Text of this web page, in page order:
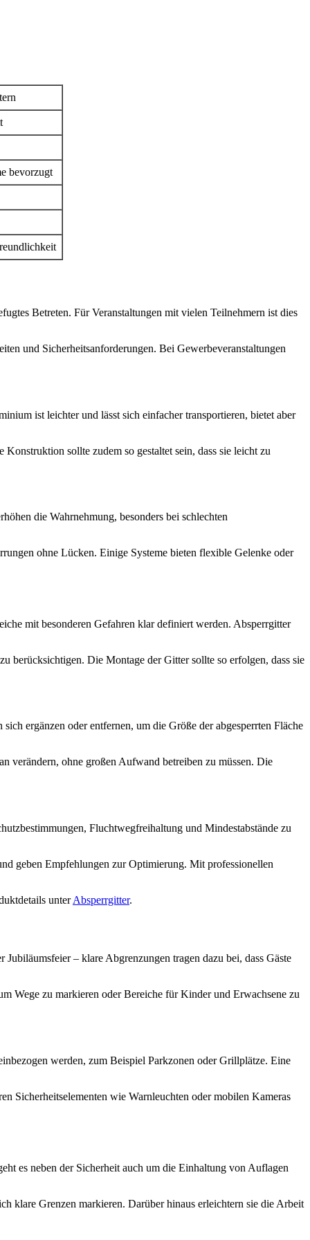
bevorzugt
Betreten. Für Veranstaltungen mit vielen Teilnehmern ist dies
und Sicherheitsanforderungen. Bei Gewerbeveranstaltungen
ist leichter und lässt sich einfacher transportieren, bietet aber
sollte zudem so gestaltet sein, dass sie leicht zu
die Wahrnehmung, besonders bei schlechten
ohne Lücken. Einige Systeme bieten flexible Gelenke oder
mit besonderen Gefahren klar definiert werden. Absperrgitter
berücksichtigen. Die Montage der Gitter sollte so erfolgen, dass sie
ergänzen oder entfernen, um die Größe der abgesperrten Fläche
verändern, ohne großen Aufwand betreiben zu müssen. Die
Fluchtwegfreihaltung und Mindestabstände zu
geben Empfehlungen zur Optimierung. Mit professionellen
unterAbsperrgitter.
– klare Abgrenzungen tragen dazu bei, dass Gäste
Wege zu markieren oder Bereiche für Kinder und Erwachsene zu
werden, zum Beispiel Parkzonen oder Grillplätze. Eine
Sicherheitselementen wie Warnleuchten oder mobilen Kameras
es neben der Sicherheit auch um die Einhaltung von Auflagen
klare Grenzen markieren. Darüber hinaus erleichtern sie die Arbeit